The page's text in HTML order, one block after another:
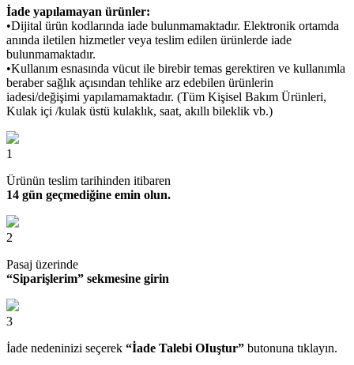
İade yapılamayan ürünler:
•Dijital ürün kodlarında iade bulunmamaktadır. Elektronik ortamda
anında iletilen hizmetler veya teslim edilen ürünlerde iade
bulunmamaktadır.
•Kullanım esnasında vücut ile birebir temas gerektiren ve kullanımla
beraber sağlık açısından tehlike arz edebilen ürünlerin
iadesi/değişimi yapılamamaktadır. (Tüm Kişisel Bakım Ürünleri,
Kulak içi /kulak üstü kulaklık, saat, akıllı bileklik vb.)
1
Ürünün teslim tarihinden itibaren
14 gün geçmediğine emin olun.
2
Pasaj üzerinde
“Siparişlerim” sekmesine girin
3
İade nedeninizi seçerek “İade Talebi OIuştur” butonuna tıklayın.